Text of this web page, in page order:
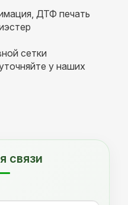
ДТФ печать
сетки
у наших
связи